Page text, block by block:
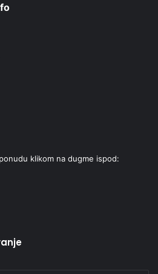
klikom na dugme ispod: